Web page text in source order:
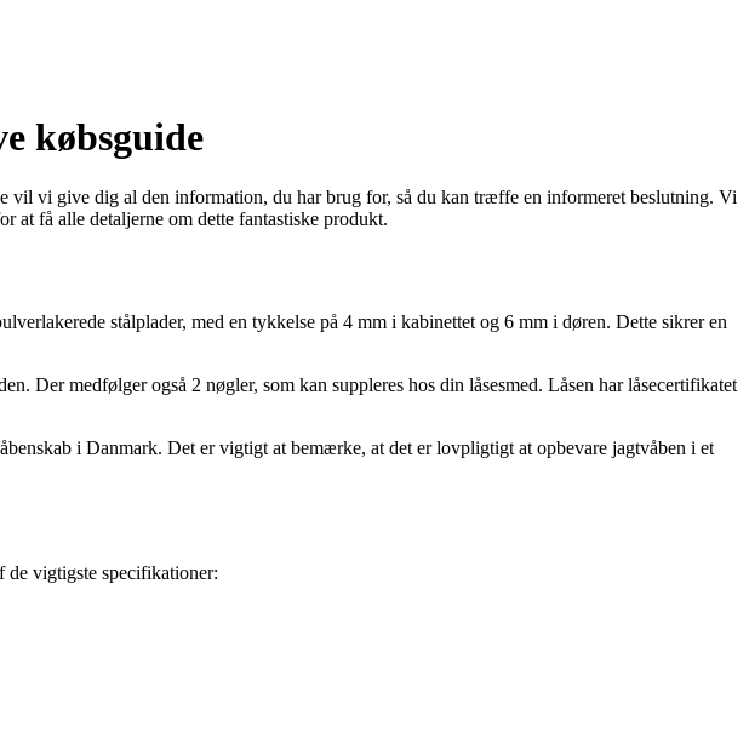
købsguide
vil vi give dig al den information, du har brug for, så du kan træffe en informeret beslutning. Vi
at få alle detaljerne om dette fantastiske produkt.
stålplader, med en tykkelse på 4 mm i kabinettet og 6 mm i døren. Dette sikrer en
Der medfølger også 2 nøgler, som kan suppleres hos din låsesmed. Låsen har låsecertifikatet
i Danmark. Det er vigtigt at bemærke, at det er lovpligtigt at opbevare jagtvåben i et
de vigtigste specifikationer: